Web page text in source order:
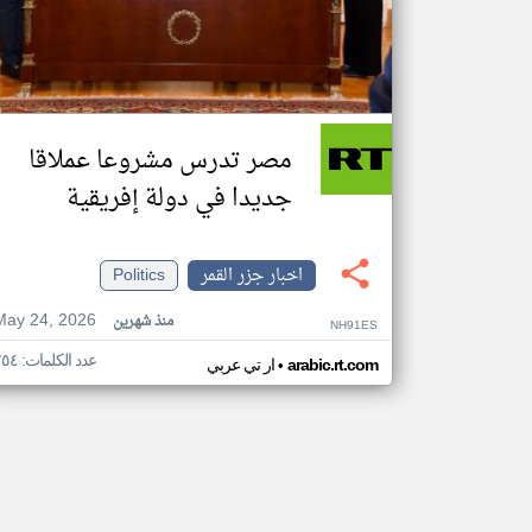
مصر تدرس مشروعا عملاقا
جديدا في دولة إفريقية
اخبار جزر القمر
Politics
24, 2026
منذ شهرين NH91ES
ار تي عربي• arabic.rt.com عدد الكلمات: ٢٥٤